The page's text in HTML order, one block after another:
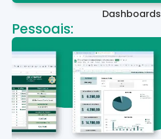
Dashboards
Pessoais: